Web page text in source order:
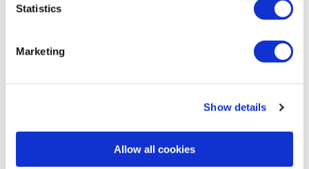
Statistics
Marketing
Show details
Allow all cookies